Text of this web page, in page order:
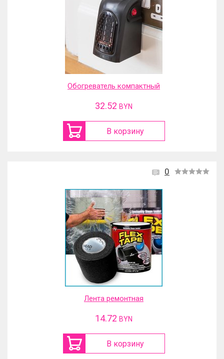
Обогреватель компактный
32.52 BYN
В корзину
0
Лента ремонтная
14.72 BYN
В корзину